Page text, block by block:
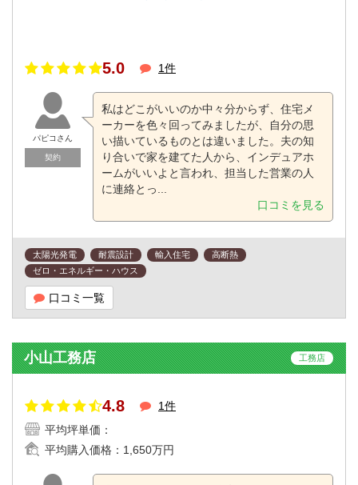
5.0 1件
パピコさん
契約
私はどこがいいのか中々分からず、住宅メ
ーカーを色々回ってみましたが、自分の思
い描いているものとは違いました。夫の知
り合いで家を建てた人から、インデュアホ
ームがいいよと言われ、担当した営業の人
に連絡とっ...
口コミを見る
太陽光発電 耐震設計 輸入住宅
高断熱
ゼロ・エネルギー・ハウス
口コミ一覧
小山工務店 工務店
4.8
1件
平均坪単価：
平均購入価格： 1,650万円